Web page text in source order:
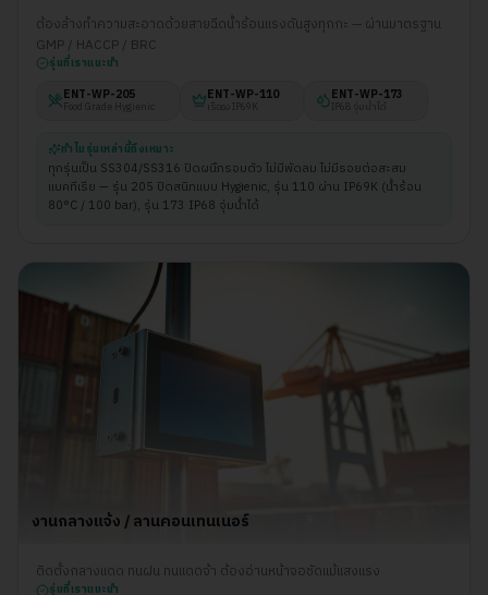
ต้องล้างทำความสะอาดด้วยสายฉีดน้ำร้อนแรงดันสูงทุกกะ — ผ่านมาตรฐาน
GMP / HACCP / BRC
รุ่นที่เราแนะนำ
ENT-WP-205
Food Grade Hygienic
ENT-WP-110
เรือธง IP69K
ENT-WP-173
IP68 จุ่มน้ำได้
ทำไมรุ่นเหล่านี้ถึงเหมาะ
ทุกรุ่นเป็น SS304/SS316 ปิดผนึกรอบตัว ไม่มีพัดลม ไม่มีรอยต่อสะสม
แบคทีเรีย — รุ่น 205 ปิดสนิทแบบ Hygienic, รุ่น 110 ผ่าน IP69K (น้ำร้อน
80°C / 100 bar), รุ่น 173 IP68 จุ่มน้ำได้
งานกลางแจ้ง / ลานคอนเทนเนอร์
ติดตั้งกลางแดด ทนฝน ทนแดดจ้า ต้องอ่านหน้าจอชัดแม้แสงแรง
รุ่นที่เราแนะนำ